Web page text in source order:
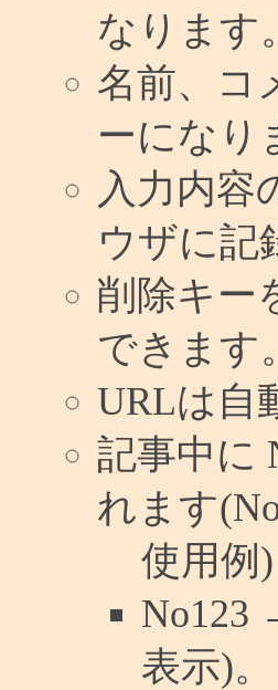
なります。
名前、コ
ーになり
入力内容
ウザに記
削除キー
できます。
URLは自
記事中に
れます
使用例)
No123
表示)。